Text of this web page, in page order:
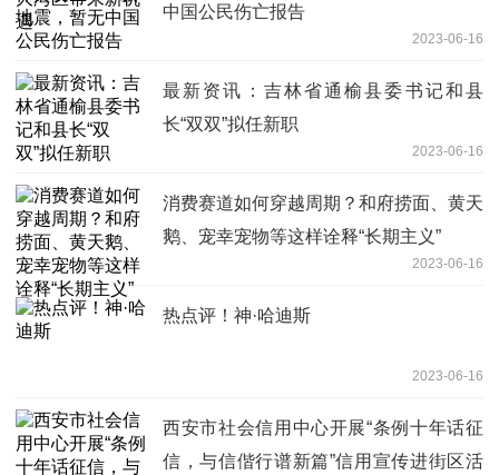
中国公民伤亡报告
2023-06-16
最新资讯：吉林省通榆县委书记和县
长“双双”拟任新职
2023-06-16
消费赛道如何穿越周期？和府捞面、黄天
鹅、宠幸宠物等这样诠释“长期主义”
2023-06-16
热点评！神·哈迪斯
2023-06-16
西安市社会信用中心开展“条例十年话征
信，与信偕行谱新篇”信用宣传进街区活